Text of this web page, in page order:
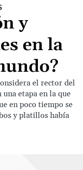
y
en la
el rector del
etapa en la que
en poco tiempo se
y platillos había